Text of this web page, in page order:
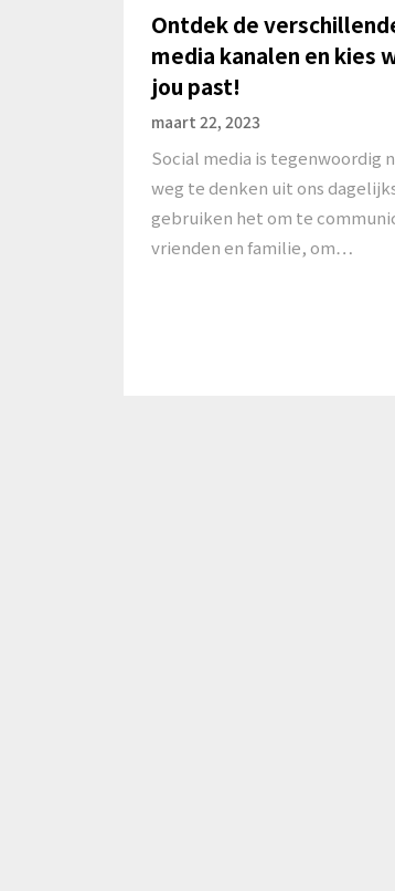
Ontdek de
media kanalen en kies
jou past!
maart 22, 2023
Social media is tegenwoordig
weg te denken uit ons
gebruiken het om te
vrienden en familie, om…